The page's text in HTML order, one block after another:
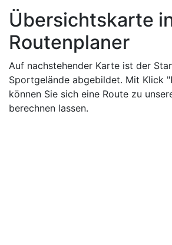
Übersichtskarte
Routenplaner
Auf nachstehender Karte ist der
Sportgelände abgebildet. Mit Klick
können Sie sich eine Route zu
berechnen lassen.